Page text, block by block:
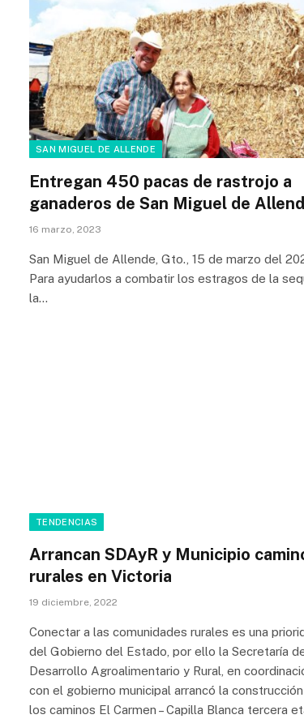
SAN MIGUEL DE ALLENDE
Entregan 450 pacas de rastrojo a
ganaderos de San Miguel de
16 marzo, 2023
San Miguel de Allende, Gto., 15 de marzo del
Para ayudarlos a combatir los estragos de la
la…
TENDENCIAS
Arrancan SDAyR y Municipio
rurales en Victoria
19 diciembre, 2022
Conectar a las comunidades rurales es una
del Gobierno del Estado, por ello la Secretaría
Desarrollo Agroalimentario y Rural, en
con el gobierno municipal arrancó la
los caminos El Carmen – Capilla Blanca tercera